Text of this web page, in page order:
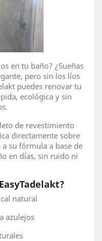
en tu baño? ¿Sueñas
pero sin los líos
puedes renovar tu
ecológica y sin
de revestimiento
directamente sobre
su fórmula a base de
en días, sin ruido ni
natural
azulejos